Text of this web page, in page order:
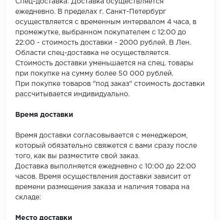
TANTO
Tarkett
Tulesna
Vinilam
Спец-доставка: Доставка осуществляется
ежедневно. В пределах г. Санкт-Петербург
осуществляется с временным интервалом 4 часа, в
промежутке, выбранном покупателем с 12:00 до
22:00 - стоимость доставки - 2000 рублей. В Лен.
Области спец-доставка не осуществляется.
Стоимость доставки уменьшается на спец. товары
при покупке на сумму более 50 000 рублей.
При покупке товаров "под заказ" стоимость доставки
рассчитывается индивидуально.
Время доставки
Время доставки согласовывается с менеджером,
который обязательно свяжется с вами сразу после
того, как вы разместите свой заказ.
Доставка выполняется ежедневно с 10:00 до 22:00
часов. Время осуществления доставки зависит от
времени размещения заказа и наличия товара на
складе:
Место доставки